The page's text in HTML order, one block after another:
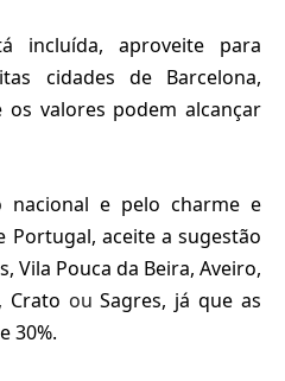
incluída, aproveite para
cidades de Barcelona,
valores podem alcançar
e pelo charme e
Portugal, aceite a sugestão
Vila Pouca da Beira, Aveiro,
, Crato ouSagres, já que as
30%.